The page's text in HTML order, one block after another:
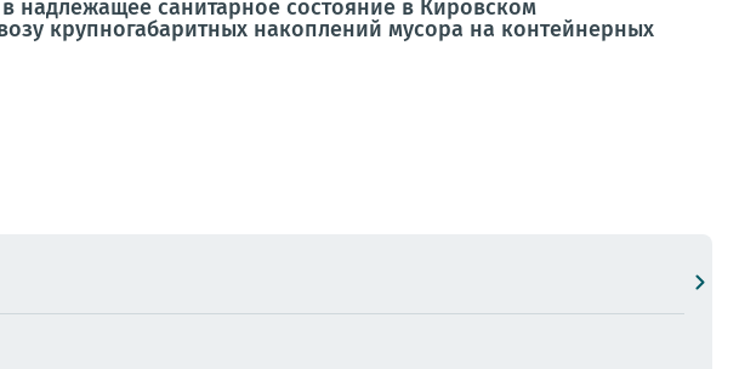
надлежащее санитарное состояние в Кировском
крупногабаритных накоплений мусора на контейнерных